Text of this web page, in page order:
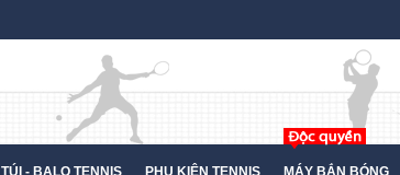
TÚI - BALO TENNIS PHỤ KIỆN TENNIS MÁY BẮN BÓNG